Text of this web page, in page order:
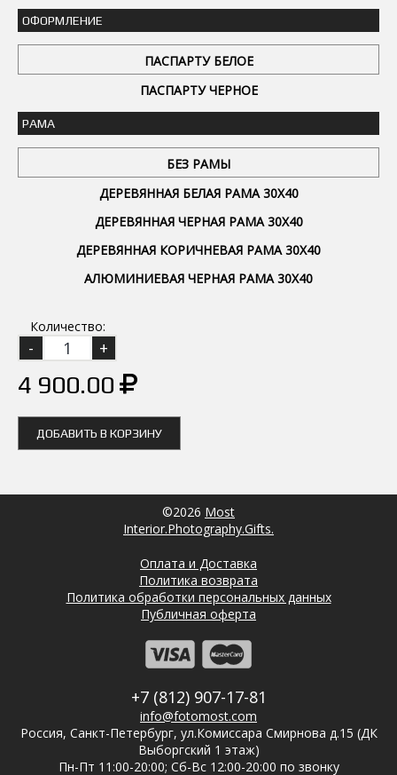
ОФОРМЛЕНИЕ
ПАСПАРТУ БЕЛОЕ
ПАСПАРТУ ЧЕРНОЕ
РАМА
БЕЗ РАМЫ
ДЕРЕВЯННАЯ БЕЛАЯ РАМА 30Х40
ДЕРЕВЯННАЯ ЧЕРНАЯ РАМА 30Х40
ДЕРЕВЯННАЯ КОРИЧНЕВАЯ РАМА 30Х40
АЛЮМИНИЕВАЯ ЧЕРНАЯ РАМА 30Х40
Количество:
4 900.00
ДОБАВИТЬ В КОРЗИНУ
©2026 Most
Interior.Photography.Gifts.
Оплата и Доставка
Политика возврата
Политика обработки персональных данных
Публичная оферта
+7 (812) 907-17-81
info@fotomost.com
Россия, Санкт-Петербург, ул.Комиссара Смирнова д.15 (ДК
Выборгский 1 этаж)
Пн-Пт 11:00-20:00; Сб-Вс 12:00-20:00 по звонку